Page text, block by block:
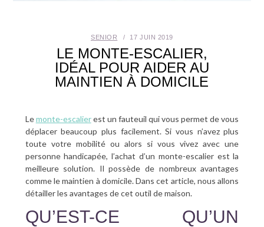
SENIOR 17 JUIN 2019
LE MONTE-ESCALIER,
IDÉAL POUR AIDER AU
MAINTIEN À DOMICILE
Lemonte-escalierest un fauteuil qui vous permet de vous
déplacer beaucoup plus facilement. Si vous n’avez plus
toute votre mobilité ou alors si vous vivez avec une
personne handicapée, l’achat d’un monte-escalier est la
meilleure solution. Il possède de nombreux avantages
comme le maintien à domicile. Dans cet article, nous allons
détailler les avantages de cet outil de maison.
QU’EST-CE QU’UN